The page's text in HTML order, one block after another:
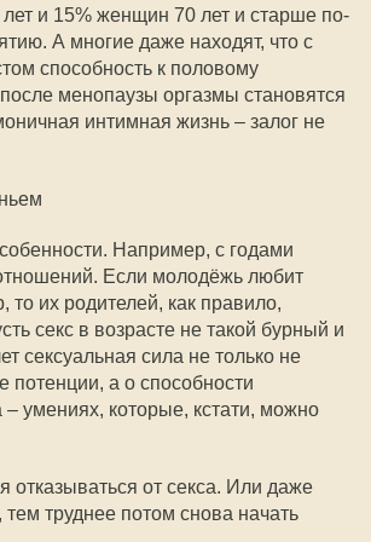
и 15% женщин 70 лет и старше по-
А многие даже находят, что с
способность к половому
менопаузы оргазмы становятся
интимная жизнь – залог не
Например, с годами
отношений. Если молодёжь любит
то их родителей, как правило,
секс в возрасте не такой бурный и
сексуальная сила не только не
потенции, а о способности
– умениях, которые, кстати, можно
отказываться от секса. Или даже
труднее потом снова начать